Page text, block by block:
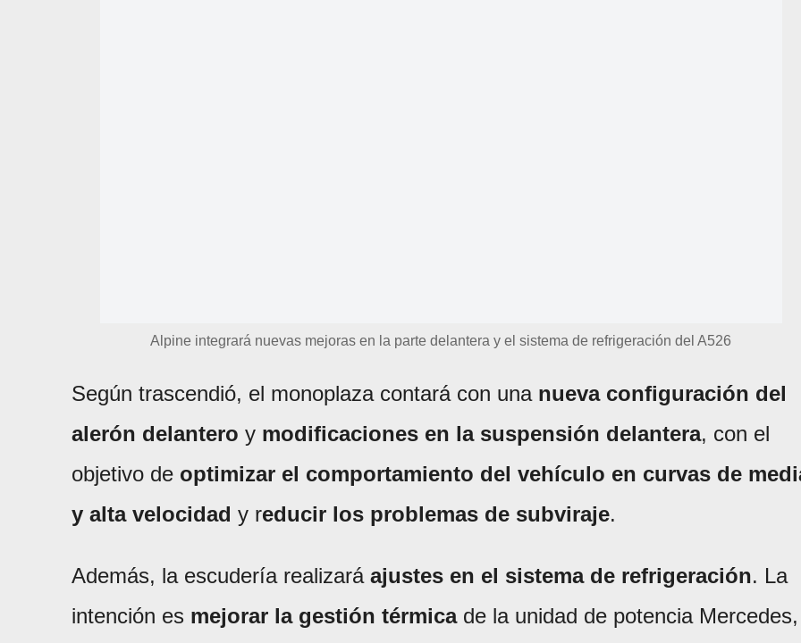
Alpine integrará nuevas mejoras en la parte delantera y el sistema de refrigeración del A526
Según trascendió, el monoplaza contará con unanueva configuración del
alerón delantero y modificaciones en la suspensión delantera, con el
objetivo de optimizar el comportamiento del vehículo en curvas de
y alta velocidad y reducir los problemas de subviraje.
Además, la escudería realizará ajustes en el sistema de refrigeración. La
intención es mejorar la gestión térmicade la unidad de potencia Mercedes,